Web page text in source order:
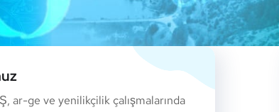
ar-ge ve yenilikçilik çalışmalarında